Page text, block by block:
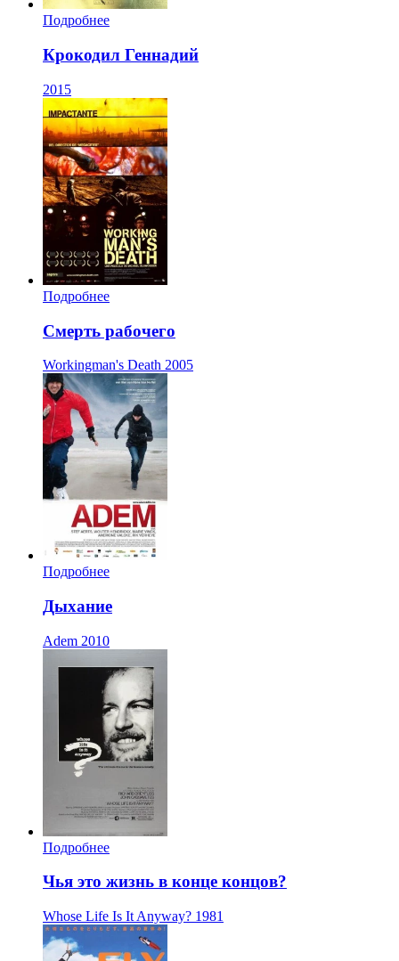
Подробнее
Крокодил Геннадий
2015
Подробнее
Смерть рабочего
Workingman's Death 2005
Подробнее
Дыхание
Adem 2010
Подробнее
Чья это жизнь в конце концов?
Whose Life Is It Anyway? 1981